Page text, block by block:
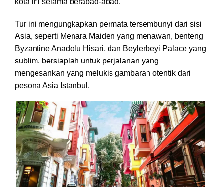
kota ini selama berabad-abad.
Tur ini mengungkapkan permata tersembunyi dari sisi
Asia, seperti Menara Maiden yang menawan, benteng
Byzantine Anadolu Hisari, dan Beylerbeyi Palace yang
sublim. bersiaplah untuk perjalanan yang
mengesankan yang melukis gambaran otentik dari
pesona Asia Istanbul.